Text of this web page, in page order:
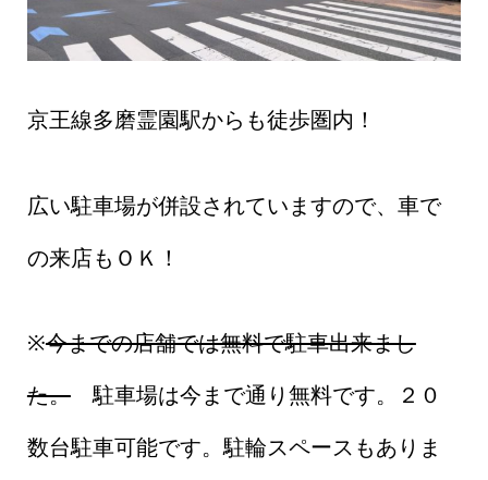
京王線多磨霊園駅からも徒歩圏内！
広い駐車場が併設されていますので、車で
の来店もＯＫ！
※今までの店舗では無料で駐車出来まし
た。駐車場は今まで通り無料です。２０
数台駐車可能です。駐輪スペースもありま